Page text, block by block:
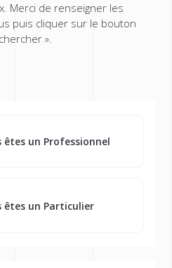
Merci de renseigner les
puis cliquer sur le bouton
».
êtes un Professionnel
êtes un Particulier